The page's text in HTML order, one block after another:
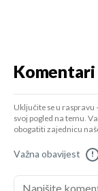
Komentari
Uključite se u
svoj pogled na temu.
obogatiti zajednicu
Važna obavijest !